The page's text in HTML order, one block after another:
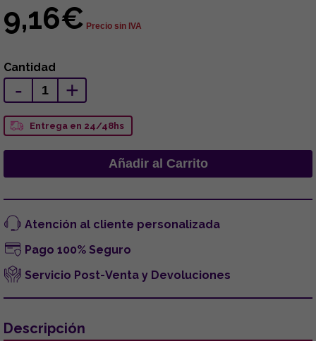
9,16€ Precio sin IVA
Cantidad
- +
Entrega en 24/48hs
Atención al cliente personalizada
Pago 100% Seguro
Servicio Post-Venta y Devoluciones
Descripción